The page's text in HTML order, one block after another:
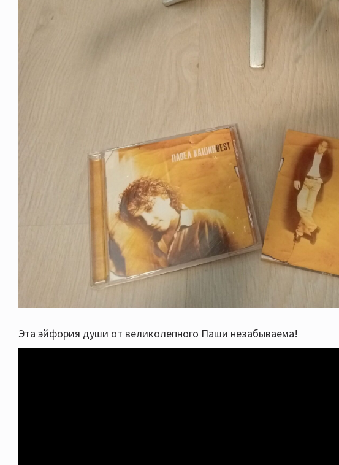
Эта эйфория души от великолепного Паши незабываема!